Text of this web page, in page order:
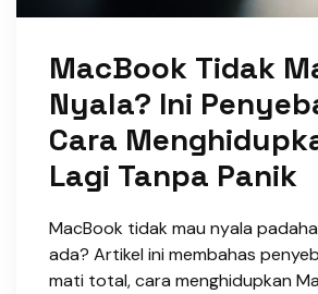
MacBook Tidak
Nyala? Ini
Cara
Lagi Tanpa Panik
MacBook tidak mau nyala
ada? Artikel ini membahas
mati total, cara menghidupkan